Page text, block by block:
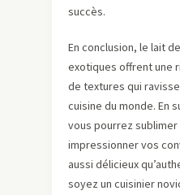
succès.
En conclusion, le lait
exotiques offrent une
de textures qui
cuisine du monde. En
vous pourrez
impressionner vos
aussi délicieux
soyez un cuisinier